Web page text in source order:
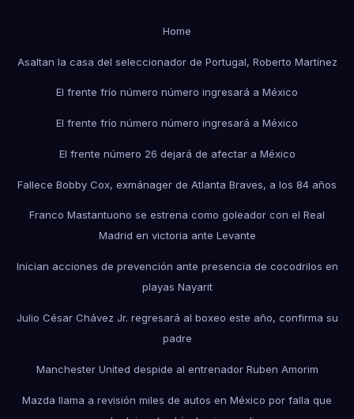
Home
Asaltan la casa del seleccionador de Portugal, Roberto Martínez
El frente frío número número ingresará a México
El frente frío número número ingresará a México
El frente número 26 dejará de afectar a México
Fallece Bobby Cox, exmánager de Atlanta Braves, a los 84 años
Franco Mastantuono se estrena como goleador con el Real
Madrid en victoria ante Levante
Inician acciones de prevención ante presencia de cocodrilos en
playas Nayarit
Julio César Chávez Jr. regresará al boxeo este año, confirma su
padre
Manchester United despide al entrenador Ruben Amorim
Mazda llama a revisión miles de autos en México por falla que